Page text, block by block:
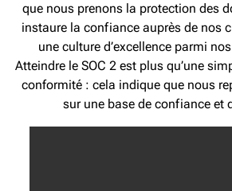
que nous prenons la protection des
instaure la confiance auprès de nos
une culture d’excellence parmi
Atteindre le SOC 2 est plus qu’une
conformité : cela indique que nous
sur une base de confiance et